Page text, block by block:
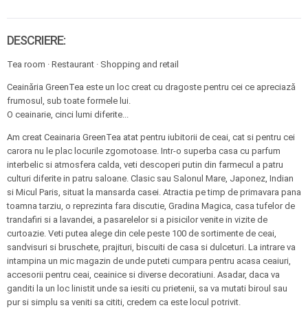
DESCRIERE:
Tea room · Restaurant · Shopping and retail
Ceainăria GreenTea este un loc creat cu dragoste pentru cei ce apreciază
frumosul, sub toate formele lui.
O ceainarie, cinci lumi diferite...
Am creat Ceainaria GreenTea atat pentru iubitorii de ceai, cat si pentru cei
carora nu le plac locurile zgomotoase. Intr-o superba casa cu parfum
interbelic si atmosfera calda, veti descoperi putin din farmecul a patru
culturi diferite in patru saloane. Clasic sau Salonul Mare, Japonez, Indian
si Micul Paris, situat la mansarda casei. Atractia pe timp de primavara pana
toamna tarziu, o reprezinta fara discutie, Gradina Magica, casa tufelor de
trandafiri si a lavandei, a pasarelelor si a pisicilor venite in vizite de
curtoazie. Veti putea alege din cele peste 100 de sortimente de ceai,
sandvisuri si bruschete, prajituri, biscuiti de casa si dulceturi. La intrare va
intampina un mic magazin de unde puteti cumpara pentru acasa ceaiuri,
accesorii pentru ceai, ceainice si diverse decoratiuni. Asadar, daca va
ganditi la un loc linistit unde sa iesiti cu prietenii, sa va mutati biroul sau
pur si simplu sa veniti sa cititi, credem ca este locul potrivit.